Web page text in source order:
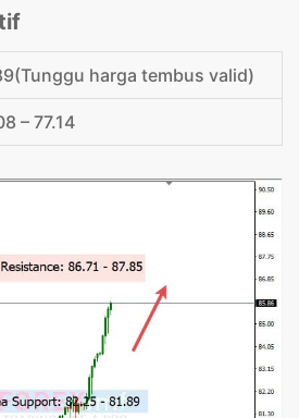
harga tembus valid)
– 77.14